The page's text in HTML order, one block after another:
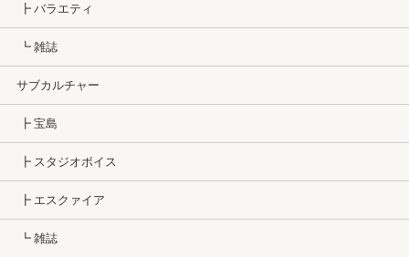
┣ バラエティ
┗ 雑誌
サブカルチャー
┣ 宝島
┣ スタジオボイス
┣ エスクァイア
┗ 雑誌